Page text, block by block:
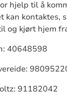
hjelp til å
kan kontaktes,
og kjørt hjem
40648598
91182042